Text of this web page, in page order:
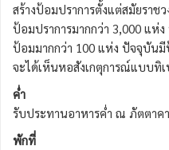
สร้างป้อมปราการตั้งแต่สมัยราช
ป้อมปราการมากกว่า 3,000 แ
ป้อมมากกว่า 100 แห่ง ปัจจุบัน
จะได้เห็นหอสังเกตุการณ์แบบทิ
ค่ำ
รับประทานอาหารค่ำ ณ ภัตตาคา
พักที่